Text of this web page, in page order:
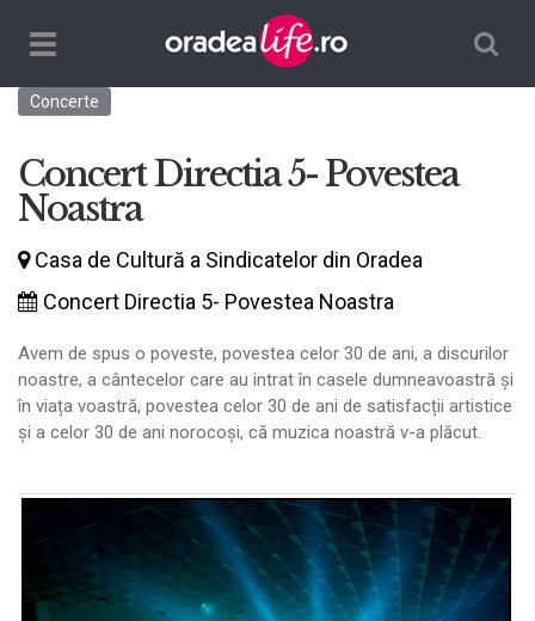
TPL_ORADEALIFE_TOGGLE_NAVIGATION
Concerte
Concert Directia 5- Povestea
Noastra
Casa de Cultură a Sindicatelor din Oradea
Concert Directia 5- Povestea Noastra
Avem de spus o poveste, povestea celor 30 de ani, a discurilor
noastre, a cântecelor care au intrat în casele dumneavoastră și
în viața voastră, povestea celor 30 de ani de satisfacții artistice
și a celor 30 de ani norocoși, că muzica noastră v-a plăcut.